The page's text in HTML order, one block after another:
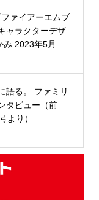
ァイアーエムブ
ャラクターデザ
み 2023年5月...
語る。 ファミリ
タビュー（前
より）